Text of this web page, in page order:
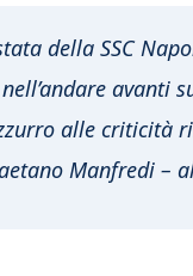
della SSC
alle criticità
Manfredi –